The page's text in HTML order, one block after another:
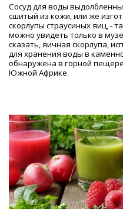
Сосуд для воды
сшитый из кожи, или же
скорлупы страусиных яиц, -
можно увидеть только в
сказать, яичная скорлупа,
для хранения воды в
обнаружена в горной
Южной Африке.